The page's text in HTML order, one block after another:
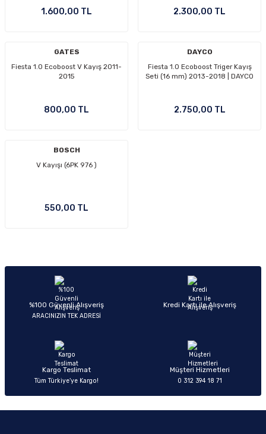
Ön/Arka Takımlar
1.600,00 TL 2.300,00 TL
GATES
Fiesta 1.0 Ecoboost V Kayış 2011-
2015
800,00 TL
DAYCO
Fiesta 1.0 Ecoboost Triger Kayış
Seti (16 mm) 2013-2018 | DAYCO
2.750,00 TL
BOSCH
V Kayışı (6PK 976 )
550,00 TL
%100 Güvenli Alışveriş
ARACINIZIN TEK ADRESİ
Kredi Kartı ile Alışveriş
Kargo Teslimat
Tüm Türkiye’ye Kargo!
Müşteri Hizmetleri
0 312 394 18 71